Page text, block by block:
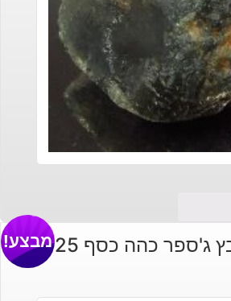
ג'ספר כהה כסף 925 מבצע!